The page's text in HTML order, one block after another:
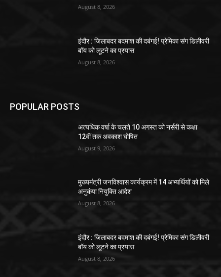
August 8, 2026
इंदौर : जिलाबदर बदमाश की दबंगई! प्रेमिका संग डिलीवरी
बॉय को लूटने का प्रयास
August 8, 2026
POPULAR POSTS
अत्यधिक वर्षा के चलते 10 अगस्त को नर्सरी से कक्षा
12वीं तक अवकाश घोषित
August 9, 2026
मुख्यमंत्री जनविश्वास कार्यक्रम में 14 अभ्यर्थियों को मिले
अनुकंपा नियुक्ति आदेश
August 8, 2026
इंदौर : जिलाबदर बदमाश की दबंगई! प्रेमिका संग डिलीवरी
बॉय को लूटने का प्रयास
August 8, 2026